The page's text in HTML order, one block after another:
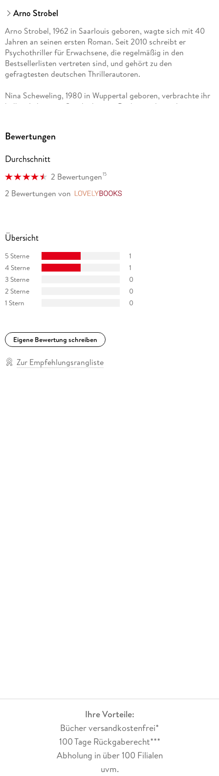
Arno Strobel
Arno Strobel, 1962 in Saarlouis geboren, wagte sich mit 40
Jahren an seinen ersten Roman. Seit 2010 schreibt er
Psychothriller für Erwachsene, die regelmäßig in den
Bestsellerlisten vertreten sind, und gehört zu den
gefragtesten deutschen Thrillerautoren.
Nina Scheweling, 1980 in Wuppertal geboren, verbrachte ihr
halbes Leben mit Geschichten in Büchern oder in ihrer
wahr und begann, selbst Geschichten zu erzählen. Seitdem
verschiedene Verlage. Sie lebt mit ihrem Mann und ihren
beiden Kindern in der Nähe von Freiburg.
Bewertungen
Durchschnitt
2 Bewertungen15
2 Bewertungen von
Übersicht
5 Sterne
1
4 Sterne
1
3 Sterne
0
2 Sterne
0
1 Stern
0
Eigene Bewertung schreiben
Zur Empfehlungsrangliste
Ihre Vorteile:
Bücher versandkostenfrei*
100 Tage Rückgaberecht***
Abholung in über 100 Filialen
uvm.